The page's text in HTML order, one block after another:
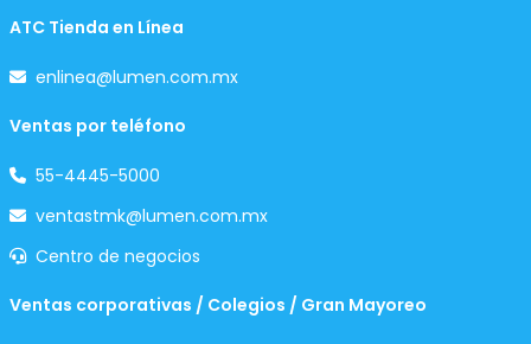
ATC Tienda en Línea
enlinea@lumen.com.mx
Ventas por teléfono
55-4445-5000
ventastmk@lumen.com.mx
Centro de negocios
Ventas corporativas / Colegios / Gran Mayoreo